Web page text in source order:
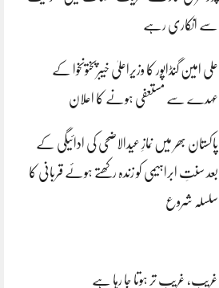
سے انکاری رہے
علی امین گنڈاپور کا وزیراعلیٰ خیبرپختونخوا کے
عہدے سے مستعفی ہونے کا اعلان
پاکستان بھر میں نمازِ عیدالاضحی کی ادائیگی کے
بعد سنتِ ابراہیمی کو زندہ رکھتے ہوئے قربانی کا
سلسلہ شروع
غریب، غریب تر ہوتا جا رہا ہے